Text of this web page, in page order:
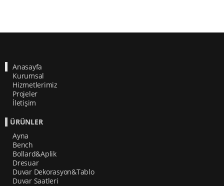
Anasayfa
Kurumsal
Hizmetlerimiz
Projeler
İletişim
ÜRÜNLER
Ayna
Bench
Bollard&Aplik
Dresuar
Duvar Dekorasyon&Tablo
Duvar Saatleri